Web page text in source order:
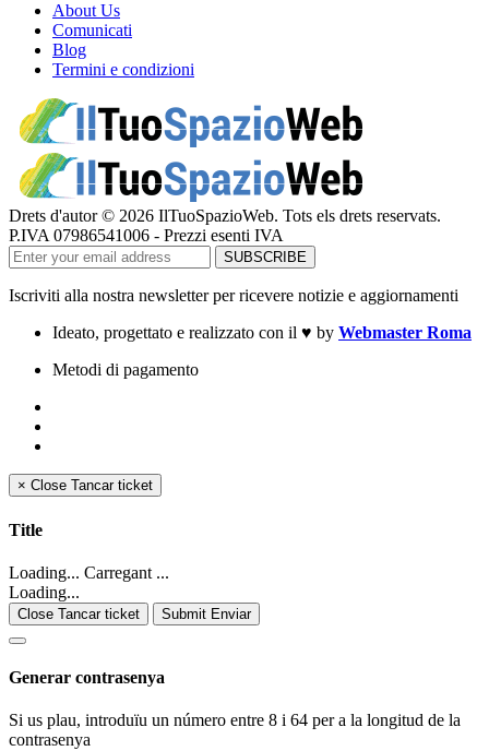
About Us
Comunicati
Blog
Termini e condizioni
Drets d'autor © 2026 IlTuoSpazioWeb. Tots els drets reservats.
P.IVA 07986541006 - Prezzi esenti IVA
Iscriviti alla nostra newsletter per ricevere notizie e aggiornamenti
Ideato, progettato e realizzato con il ♥ by Webmaster Roma
Metodi di pagamento
× Close Tancar ticket
Title
Loading... Carregant ...
Loading...
Close Tancar ticket Submit Enviar
Generar contrasenya
Si us plau, introduïu un número entre 8 i 64 per a la longitud de la
contrasenya